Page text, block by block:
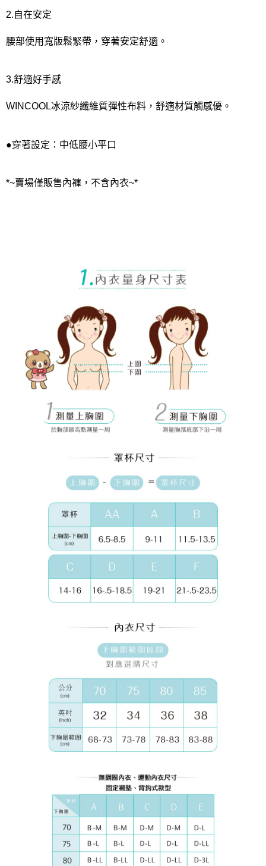
2.自在安定
腰部使用寬版鬆緊帶，穿著安定舒適。
3.舒適好手感
WINCOOL冰涼紗纖維質彈性布料，舒適材質觸感優。
●穿著設定：中低腰小平口
*~賣場僅販售內褲，不含內衣~*